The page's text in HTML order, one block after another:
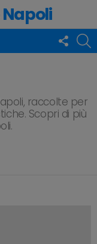
US
raccolte per
Scopri di più